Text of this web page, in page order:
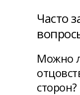
Часто
Можно
сторон?